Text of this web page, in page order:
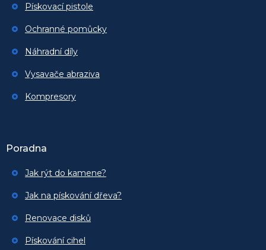
Pískovací pistole
Ochranné pomůcky
Náhradní díly
Vysavače abraziva
Kompresory
Poradna
Jak rýt do kamene?
Jak na pískování dřeva?
Renovace disků
Pískování cihel